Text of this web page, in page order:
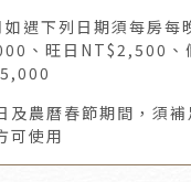
遇下列日期須每房每
、旺日NT$2,500、
及農曆春節期間，須
可使用